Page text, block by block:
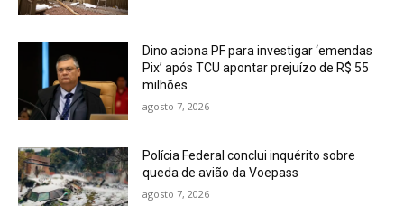
Dino aciona PF para investigar ‘emendas
Pix’ após TCU apontar prejuízo de R$ 55
milhões
agosto 7, 2026
Polícia Federal conclui inquérito sobre
queda de avião da Voepass
agosto 7, 2026